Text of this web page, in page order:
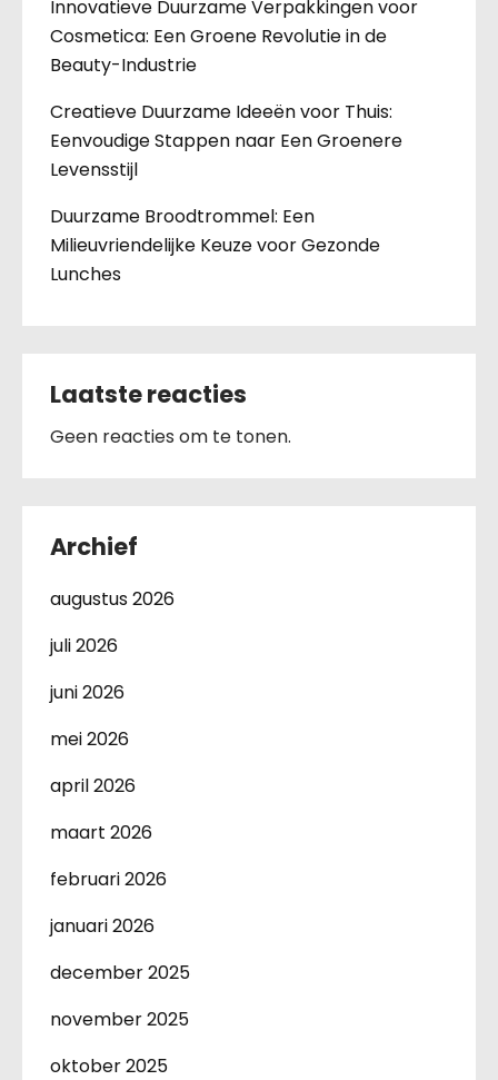
Innovatieve Duurzame Verpakkingen voor
Cosmetica: Een Groene Revolutie in de
Beauty-Industrie
Creatieve Duurzame Ideeën voor Thuis:
Eenvoudige Stappen naar Een Groenere
Levensstijl
Duurzame Broodtrommel: Een
Milieuvriendelijke Keuze voor Gezonde
Lunches
Laatste reacties
Geen reacties om te tonen.
Archief
augustus 2026
juli 2026
juni 2026
mei 2026
april 2026
maart 2026
februari 2026
januari 2026
december 2025
november 2025
oktober 2025